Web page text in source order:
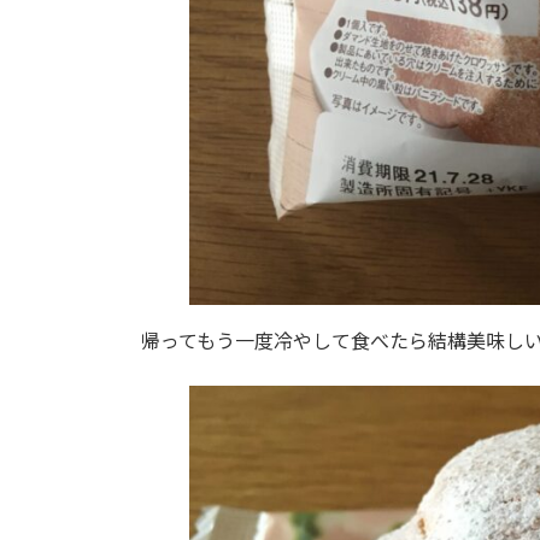
帰ってもう一度冷やして食べたら結構美味し